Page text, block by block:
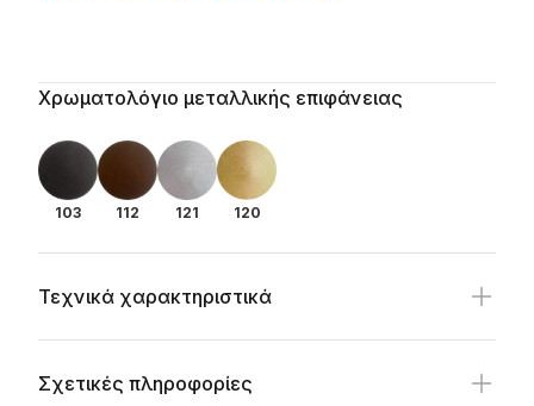
Additional details
Χρωματολόγιο μεταλλικής επιφάνειας
103 112 121 120
Τεχνικά χαρακτηριστικά
Σχετικές πληροφορίες